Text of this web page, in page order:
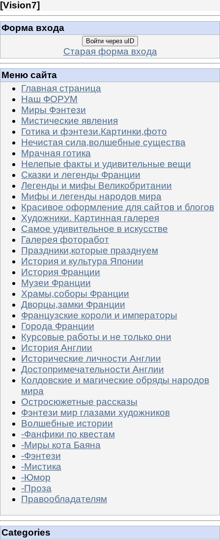
[Vision7]
Форма входа
Войти через uID
Старая форма входа
Меню сайта
Главная страница
Наш ФОРУМ
Миры Фэнтези
Мистические явления
Готика и фэнтези.Картинки,фото
Нечистая сила,волшебные существа
Мрачная готика
Нелепые факты и удивительные вещи
Сказки и легенды Франции
Легенды и мифы Великобритании
Мифы и легенды народов мира
Красивое оформление для сайтов и блогов
Художники. Картинная галерея
Самое удивительное в искусстве
Галерея фоторабот
Праздники,которые празднуем
История и культура Японии
История Франции
Музеи Франции
Храмы,соборы Франции
Дворцы,замки Франции
Французские короли и императоры
Города Франции
Курсовые работы и не только они
История Англии
Исторические личности Англии
Достопримечательности Англии
Колдовские и магические обряды народов
мира
Остросюжетные рассказы
Фэнтези мир глазами художников
Волшебные истории
-Фанфики по квестам
-Миры кота Баяна
-Фэнтези
-Мистика
-Юмор
-Проза
Правообладателям
Categories